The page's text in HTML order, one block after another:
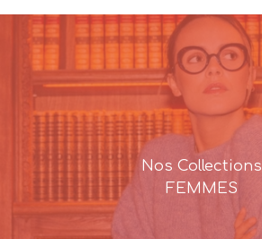
Nos Collections
FEMMES